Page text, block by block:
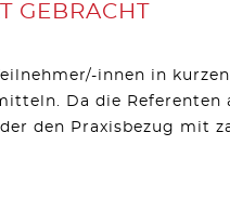
GEBRACHT
innen in
Da die
den Praxisbezug mit